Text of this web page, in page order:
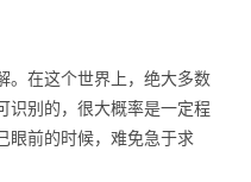
。在这个世界上，绝大多数
识别的，很大概率是一定程
眼前的时候，难免急于求